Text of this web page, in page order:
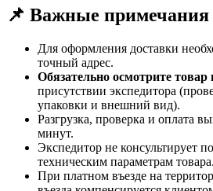
📌 Важные примечания
Для оформления доставки
точный адрес.
Обязательно осмотрите
присутствии экспедитора
упаковки и внешний вид).
Разгрузка, проверка и оплата
минут.
Экспедитор не консультирует
техническим параметрам товара.
При платном въезде на